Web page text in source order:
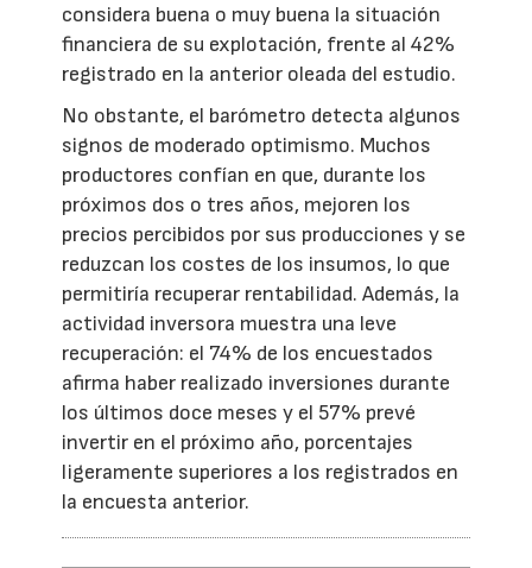
considera buena o muy buena la situación
financiera de su explotación, frente al 42%
registrado en la anterior oleada del estudio.
No obstante, el barómetro detecta algunos
signos de moderado optimismo. Muchos
productores confían en que, durante los
próximos dos o tres años, mejoren los
precios percibidos por sus producciones y se
reduzcan los costes de los insumos, lo que
permitiría recuperar rentabilidad. Además, la
actividad inversora muestra una leve
recuperación: el 74% de los encuestados
afirma haber realizado inversiones durante
los últimos doce meses y el 57% prevé
invertir en el próximo año, porcentajes
ligeramente superiores a los registrados en
la encuesta anterior.